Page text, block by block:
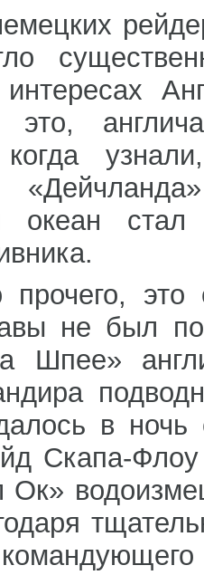
когда
океан
прочего,
не был
Шпее»
в ночь
Скапа-
Ок»